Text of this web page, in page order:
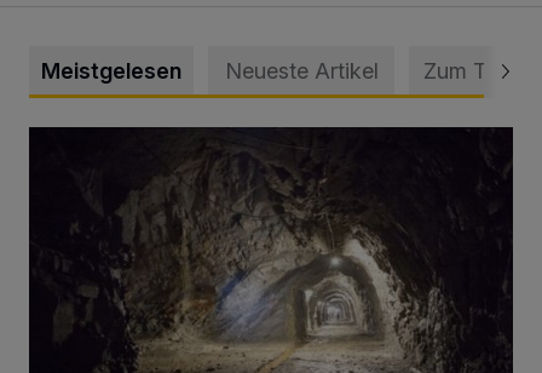
Meistgelesen Neueste Artikel Zum Thema